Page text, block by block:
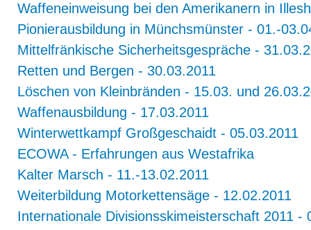
Waffeneinweisung bei den Amerikanern in
Pionierausbildung in Münchsmünster - 01.-
Mittelfränkische Sicherheitsgespräche -
Retten und Bergen - 30.03.2011
Löschen von Kleinbränden - 15.03. und
Waffenausbildung - 17.03.2011
Winterwettkampf Großgeschaidt - 05.03.2011
ECOWA - Erfahrungen aus Westafrika
Kalter Marsch - 11.-13.02.2011
Weiterbildung Motorkettensäge - 12.02.2011
Internationale Divisionsskimeisterschaft 2011 -